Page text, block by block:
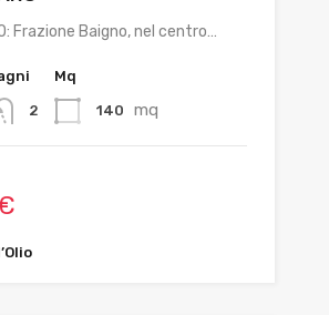
Frazione Baigno, nel centro…
2
Mq
140 mq